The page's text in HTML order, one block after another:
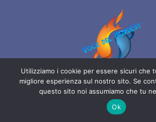
Voce del
online 24/7
Utilizziamo i cookie per essere sicuri che
migliore esperienza sul nostro sito. Se
questo sito noi assumiamo che tu
Ok